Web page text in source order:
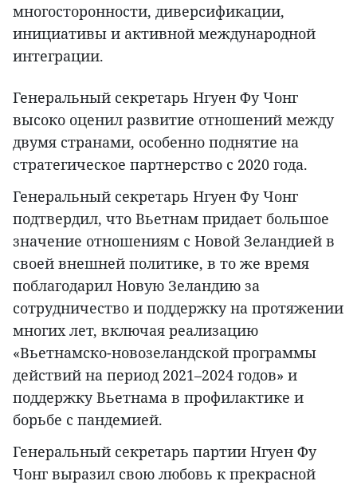
многосторонности, диверсификации,
инициативы и активной международной
интеграции.
Генеральный секретарь Нгуен Фу Чонг
высоко оценил развитие отношений между
двумя странами, особенно поднятие на
стратегическое партнерство с 2020 года.
Генеральный секретарь Нгуен Фу Чонг
подтвердил, что Вьетнам придает большое
значение отношениям с Новой Зеландией в
своей внешней политике, в то же время
поблагодарил Новую Зеландию за
сотрудничество и поддержку на протяжении
многих лет, включая реализацию
«Вьетнамско-новозеландской программы
действий на период 2021–2024 годов» и
поддержку Вьетнама в профилактике и
борьбе с пандемией.
Генеральный секретарь партии Нгуен Фу
Чонг выразил свою любовь к прекрасной